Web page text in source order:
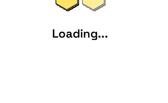
Loading...